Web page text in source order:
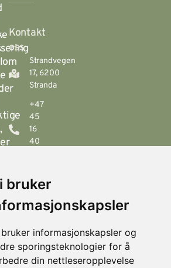
bruker
informasjonskapsler og
sporingsteknologier for å
din nettleseropplevelse
Kontakt
oss
Strandvegen
17, 6200
Stranda
+47
45
16
40
Fjellsætra
Hornindal
© 2026
Visit
Personvern
Levert av
Horn Media